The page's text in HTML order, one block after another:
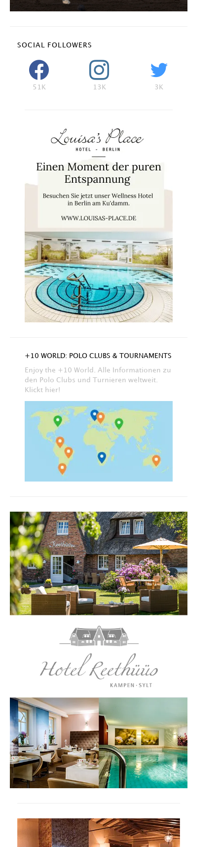
SOCIAL FOLLOWERS
51K 13K 3K
+10 WORLD: POLO CLUBS & TOURNAMENTS
Enjoy the +10 World. Alle Informationen zu
den Polo Clubs und Turnieren weltweit.
Klickt hier!